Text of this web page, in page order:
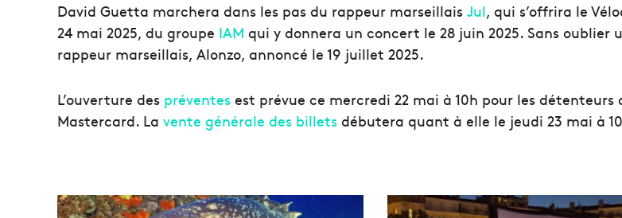
David Guetta marchera dans les pas du rappeur marseillais Jul, qui s’offrira le
24 mai 2025, du groupe IAM qui y donnera un concert le 28 juin 2025. Sans oublier
rappeur marseillais, Alonzo, annoncé le 19 juillet 2025.
L’ouverture des préventes est prévue ce mercredi 22 mai à 10h pour les détenteurs
Mastercard. La vente générale des billets débutera quant à elle le jeudi 23 mai à
A
D